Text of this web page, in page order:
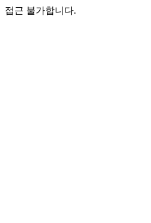
접근 불가합니다.